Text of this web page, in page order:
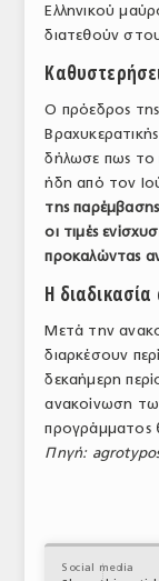
ΝΟΜΟΘΕΣΙΑ
ΕΛΛΗΝΙΚΗ
ΕΥΡΩΠΑΪΚΗ
ΤΟ ΠΕΡΙΟΔΙΚΟ
Profile
ΑΡΧΕΙΟ ΤΕΥΧΩΝ
ΣΥΝΕΔΡΙΟ ΚΡΕΑΤΟΣ
Ελληνικού
διατεθούν
Ο πρόεδρος
δήλωσε πως το
ήδη από τον
της
οι τιμές
προκαλώντας
Η
Μετά την
διαρκέσουν
δεκαήμερη
ανακοίνωση
προγράμματος
Πηγή:
Social media